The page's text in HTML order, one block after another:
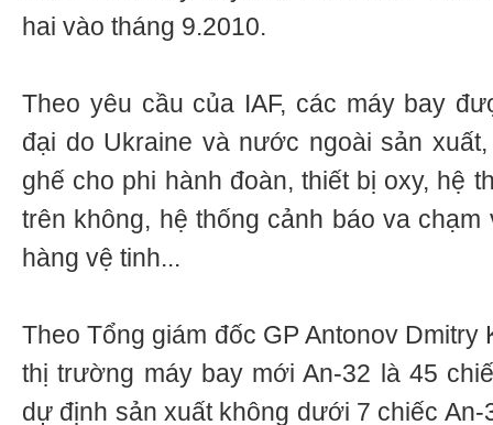
hai vào tháng 9.2010.
Theo yêu cầu của IAF, các máy bay
đại do Ukraine và nước ngoài sản
ghế cho phi hành đoàn, thiết bị oxy, hệ
trên không, hệ thống cảnh báo va
hàng vệ tinh...
Theo Tổng giám đốc GP Antonov
thị trường máy bay mới An-32 là 45
dự định sản xuất không dưới 7 chiếc